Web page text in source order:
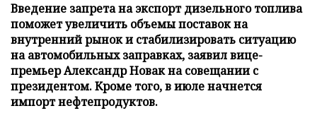
Введение запрета на экспорт дизельного топлива
поможет увеличить объемы поставок на
внутренний рынок и стабилизировать ситуацию
на автомобильных заправках, заявил вице-
премьер Александр Новак на совещании с
президентом. Кроме того, в июле начнется
импорт нефтепродуктов.